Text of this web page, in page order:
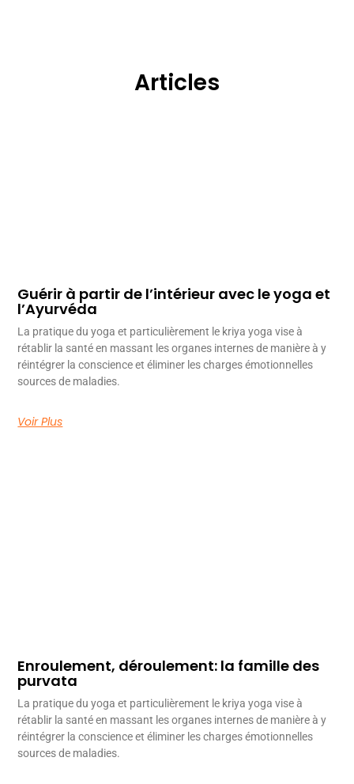
Articles
Guérir à partir de l’intérieur avec le yoga et
l’Ayurvéda
La pratique du yoga et particulièrement le kriya yoga vise à
rétablir la santé en massant les organes internes de manière à y
réintégrer la conscience et éliminer les charges émotionnelles
sources de maladies.
Voir Plus
Enroulement, déroulement: la famille des
purvata
La pratique du yoga et particulièrement le kriya yoga vise à
rétablir la santé en massant les organes internes de manière à y
réintégrer la conscience et éliminer les charges émotionnelles
sources de maladies.